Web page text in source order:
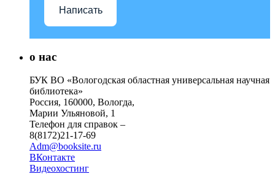
Написать
о нас
БУК ВО «Вологодская областная универсальная научная
библиотека»
Россия, 160000, Вологда,
Марии Ульяновой, 1
Телефон для справок –
8(8172)21-17-69
Adm@booksite.ru
ВКонтакте
Видеохостинг